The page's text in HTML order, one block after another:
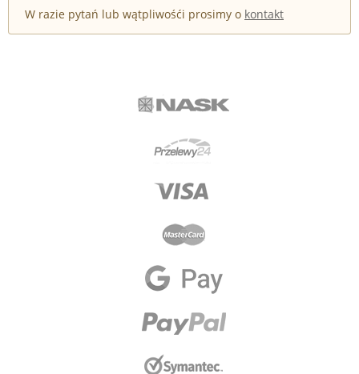
W razie pytań lub wątpliwośći prosimy o kontakt